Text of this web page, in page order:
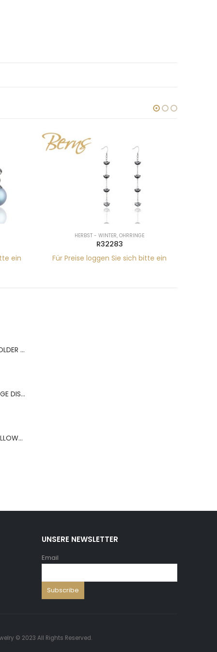
ein
HERBST - WINTER, OHRRINGE
R32283
Für Preise loggen Sie sich bitte ein
BERNS ACR.RING HOLDER 180*120MM FOR 9 RINGS
BERNS ACR.OHRRINGE DISP. 130*320MM FOR 36 PAIRS
BERNS ARMBAND PILLOW+HOLD.8*8 ,5 WH.PU
UNSERE NEWSLETTER
Email
© 2023 All Rights Reserved.